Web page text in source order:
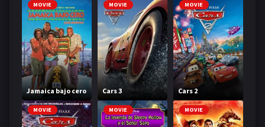
MOVIE
Jamaica bajo cero
MOVIE
Cars 3
MOVIE
Cars 2
MOVIE MOVIE MOVIE